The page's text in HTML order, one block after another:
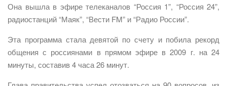
Она вышла в эфире телеканалов “Россия 1”, “Россия 24”,
радиостанций “Маяк”, “Вести FM” и “Радио России”.
Эта программа стала девятой по счету и побила рекорд
общения с россиянами в прямом эфире в 2009 г. на 24
минуты, составив 4 часа 26 минут.